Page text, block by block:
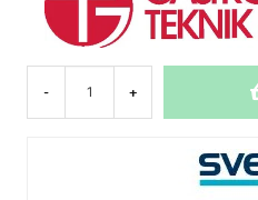
- +